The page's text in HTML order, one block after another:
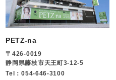
PETZ-na
〒426-0019
静岡県藤枝市天王町3-12-5
Tel：054-646-3100